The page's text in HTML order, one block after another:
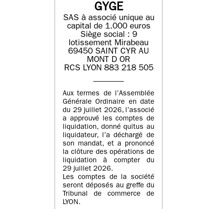
GYGE
SAS à associé unique au
capital de 1.000 euros
Siège social : 9
lotissement Mirabeau
69450 SAINT CYR AU
MONT D OR
RCS LYON 883 218 505
Aux termes de l’Assemblée
Générale Ordinaire en date
du 29 juillet 2026, l’associé
a approuvé les comptes de
liquidation, donné quitus au
liquidateur, l’a déchargé de
son mandat, et a prononcé
la clôture des opérations de
liquidation à compter du
29 juillet 2026.
Les comptes de la société
seront déposés au greffe du
Tribunal de commerce de
LYON.